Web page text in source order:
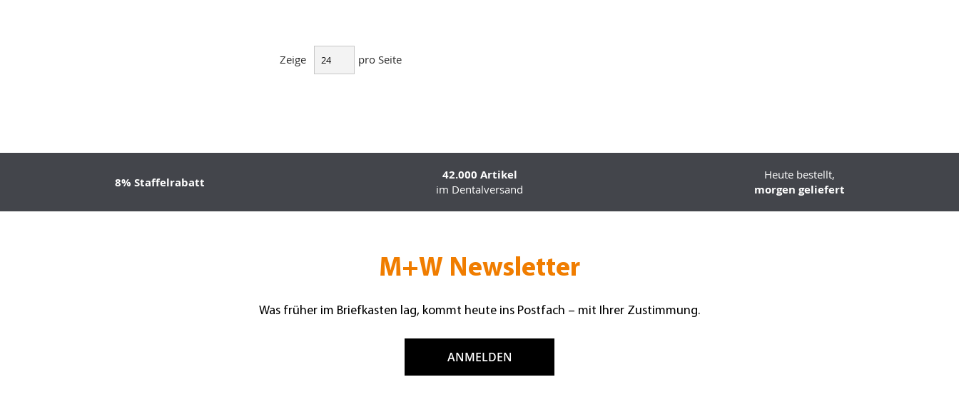
Zeige pro Seite
8% Staffelrabatt 42.000 Artikel
im Dentalversand
Heute bestellt,
morgen geliefert
M+W Newsletter
Was früher im Briefkasten lag, kommt heute ins Postfach – mit Ihrer Zustimmung.
ANMELDEN